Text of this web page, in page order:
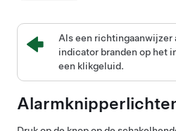
Als een richtingaanwijzer
indicator branden op het
een klikgeluid.